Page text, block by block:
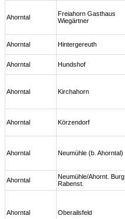
Ahorntal
Freiahorn Gasthaus
Wiegärtner
Ahorntal Hintergereuth
Ahorntal Hundshof
Ahorntal Kirchahorn
Ahorntal Körzendorf
Ahorntal Neumühle (b. Ahorntal)
Ahorntal
Neumühle/Ahornt. Burg
Rabenst.
Ahorntal Oberailsfeld